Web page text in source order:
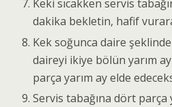
Keki sıcakken servis
dakika bekletin, hafif
Kek soğunca daire
daireyi ikiye bölün yarım
parça yarım ay elde
Servis tabağına dört parça